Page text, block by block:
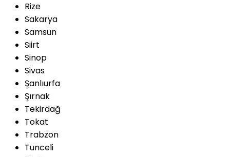
Rize
Sakarya
Samsun
Siirt
Sinop
Sivas
Şanlıurfa
Şırnak
Tekirdağ
Tokat
Trabzon
Tunceli